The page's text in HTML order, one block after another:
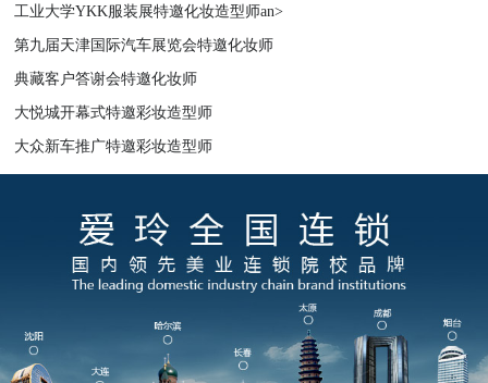
工业大学YKK服装展特邀化妆造型师an>
第九届天津国际汽车展览会特邀化妆师
典藏客户答谢会特邀化妆师
大悦城开幕式特邀彩妆造型师
大众新车推广特邀彩妆造型师